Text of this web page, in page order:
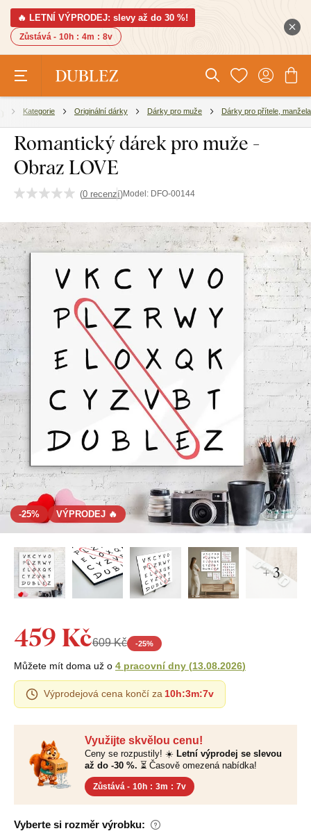
🔥 LETNÍ VÝPRODEJ: slevy až do 30 %!
Zůstává - 10h : 4m : 7v
Kategorie Originální dárky Dárky pro muže Dárky pro přítele, manžela
Romantický dárek pro muže -
Obraz LOVE
(0 recenzí)Model: DFO-00144
-25% VÝPRODEJ 🔥
+ 3
Využijte skvělou cenu!
Ceny se rozpustily! ☀️ Letní výprodej se slevou
až do -30 %. ⏳ Časově omezená nabídka!
Zůstává - 10h : 3m : 6v
Vyberte si rozměr výrobku:
459 Kč609 Kč -25%
Můžete mít doma už o 4 pracovní dny (13.08.2026)
Výprodejová cena končí za 10h:3m:6v